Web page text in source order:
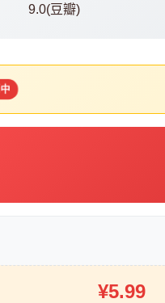
9.0(豆瓣)
¥5.99